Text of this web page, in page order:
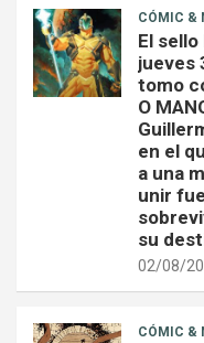
CÓMIC &
El
jueves
tomo
O
en el
a una
unir
su
02/08/
CÓMIC &